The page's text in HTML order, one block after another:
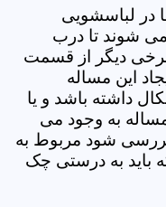
در لباسشویی
شوند تا درب
برخی دیگر از قسمت
این مساله
داشته باشد و یا
به وجود می
بررسی شود مربوط به
به درستی چک